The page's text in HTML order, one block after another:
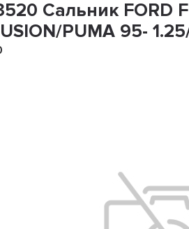
Сальник FORD
PUMA 95-